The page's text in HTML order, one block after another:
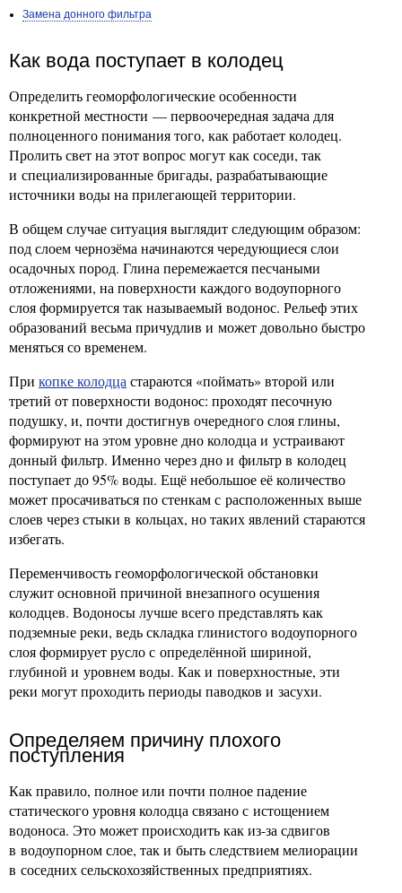
Замена донного фильтра
Как вода поступает в колодец
Определить геоморфологические особенности
конкретной местности — первоочередная задача для
полноценного понимания того, как работает колодец.
Пролить свет на этот вопрос могут как соседи, так
и специализированные бригады, разрабатывающие
источники воды на прилегающей территории.
В общем случае ситуация выглядит следующим образом:
под слоем чернозёма начинаются чередующиеся слои
осадочных пород. Глина перемежается песчаными
отложениями, на поверхности каждого водоупорного
слоя формируется так называемый водонос. Рельеф этих
образований весьма причудлив и может довольно быстро
меняться со временем.
При копке колодца стараются «поймать» второй или
третий от поверхности водонос: проходят песочную
подушку, и, почти достигнув очередного слоя глины,
формируют на этом уровне дно колодца и устраивают
донный фильтр. Именно через дно и фильтр в колодец
поступает до 95% воды. Ещё небольшое её количество
может просачиваться по стенкам с расположенных выше
слоев через стыки в кольцах, но таких явлений стараются
избегать.
Переменчивость геоморфологической обстановки
служит основной причиной внезапного осушения
колодцев. Водоносы лучше всего представлять как
подземные реки, ведь складка глинистого водоупорного
слоя формирует русло с определённой шириной,
глубиной и уровнем воды. Как и поверхностные, эти
реки могут проходить периоды паводков и засухи.
Определяем причину плохого
поступления
Как правило, полное или почти полное падение
статического уровня колодца связано с истощением
водоноса. Это может происходить как из-за сдвигов
в водоупорном слое, так и быть следствием мелиорации
в соседних сельскохозяйственных предприятиях.